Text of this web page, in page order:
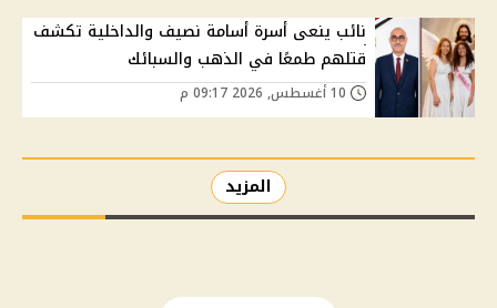
نائب ينعى أسرة أسامة نصيف والداخلية تكشف
قتلهم طمعًا في الذهب والسبائك
المزيد